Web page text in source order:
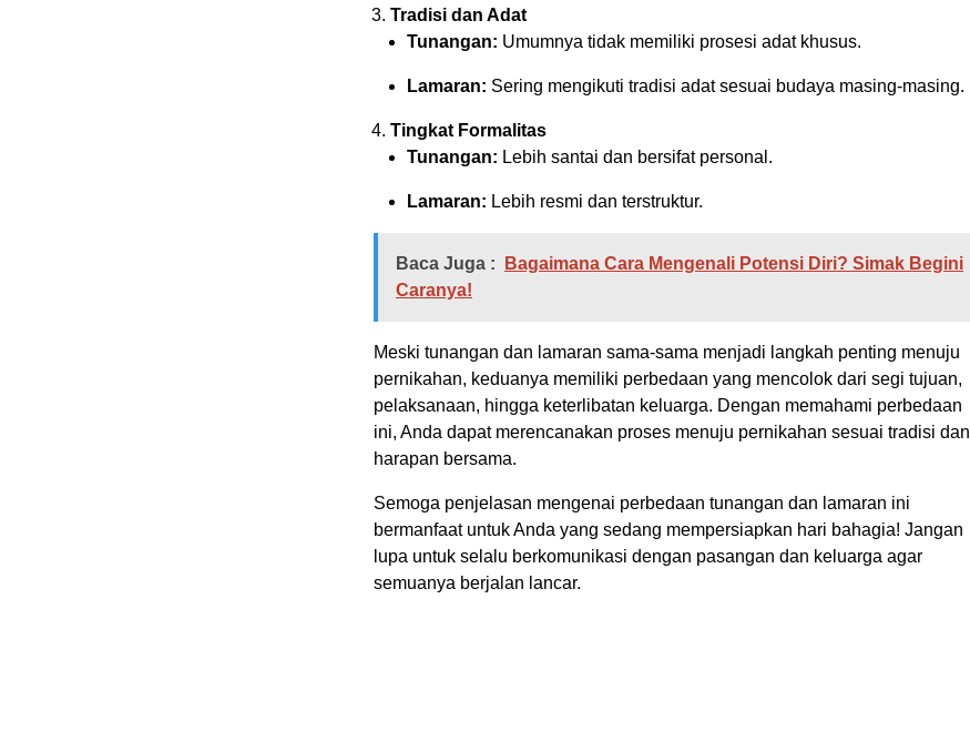
Tradisi dan Adat
Tunangan: Umumnya tidak memiliki prosesi adat khusus.
Lamaran: Sering mengikuti tradisi adat sesuai budaya masing-masing.
Tingkat Formalitas
Tunangan: Lebih santai dan bersifat personal.
Lamaran: Lebih resmi dan terstruktur.
Baca Juga :
Bagaimana Cara Mengenali Potensi Diri? Simak Begini
Caranya!
Meski tunangan dan lamaran sama-sama menjadi langkah penting menuju
pernikahan, keduanya memiliki perbedaan yang mencolok dari segi tujuan,
pelaksanaan, hingga keterlibatan keluarga. Dengan memahami perbedaan
ini, Anda dapat merencanakan proses menuju pernikahan sesuai tradisi dan
harapan bersama.
Semoga penjelasan mengenai perbedaan tunangan dan lamaran ini
bermanfaat untuk Anda yang sedang mempersiapkan hari bahagia! Jangan
lupa untuk selalu berkomunikasi dengan pasangan dan keluarga agar
semuanya berjalan lancar.